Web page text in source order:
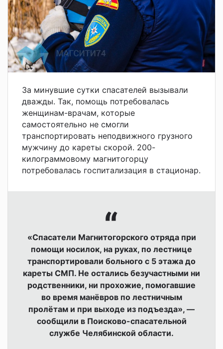
За минувшие сутки спасателей вызывали
дважды. Так, помощь потребовалась
женщинам-врачам, которые
самостоятельно не смогли
транспортировать неподвижного грузного
мужчину до кареты скорой. 200-
килограммовому магнитогорцу
потребовалась госпитализация в стационар.
«Спасатели Магнитогорского отряда при
помощи носилок, на руках, по лестнице
транспортировали больного с 5 этажа до
кареты СМП. Не остались безучастными ни
родственники, ни прохожие, помогавшие
во время манёвров по лестничным
пролётам и при выходе из подъезда», —
сообщили в Поисково-спасательной
службе Челябинской области.